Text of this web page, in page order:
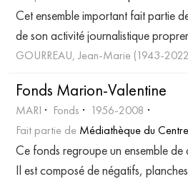
Cet ensemble important fait partie
de son activité journalistique
GOURREAU, Jean-Marie (1943-
Fonds Marion-Valentine
MARI Fonds
1956-2008
Fait partie de Médiathèque du
Ce fonds regroupe un ensemble
Il est composé de négatifs,